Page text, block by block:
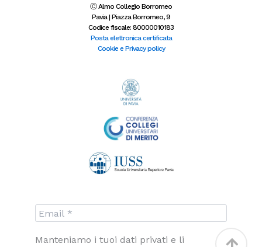
a
g
r
a
m
t
e
r
e
d
i
n
-
i
n
Ⓒ Almo Collegio Borromeo
Pavia | Piazza Borromeo, 9
Codice fiscale: 80000010183
Posta elettronica certificata
Cookie e Privacy policy
Manteniamo i tuoi dati privati e li Torna